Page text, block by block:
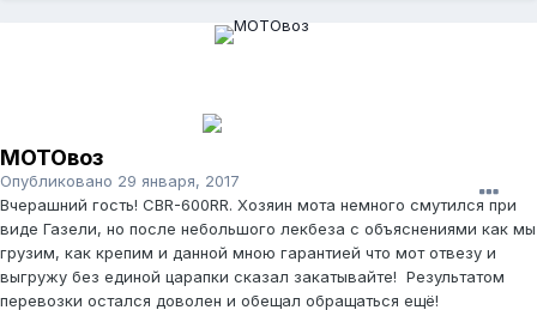
МОТОвоз
Опубликовано 29 января, 2017
Вчерашний гость! CBR-600RR. Хозяин мота немного смутился при
виде Газели, но после небольшого лекбеза с объяснениями как мы
грузим, как крепим и данной мною гарантией что мот отвезу и
выгружу без единой царапки сказал закатывайте! Результатом
перевозки остался доволен и обещал обращаться ещё!